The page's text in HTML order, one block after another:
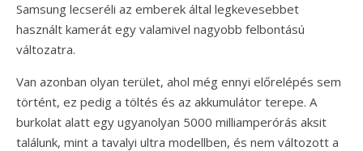
Samsung lecseréli az emberek által legkevesebbet
használt kamerát egy valamivel nagyobb felbontású
változatra.
Van azonban olyan terület, ahol még ennyi előrelépés sem
történt, ez pedig a töltés és az akkumulátor terepe. A
burkolat alatt egy ugyanolyan 5000 milliamperórás aksit
találunk, mint a tavalyi ultra modellben, és nem változott a